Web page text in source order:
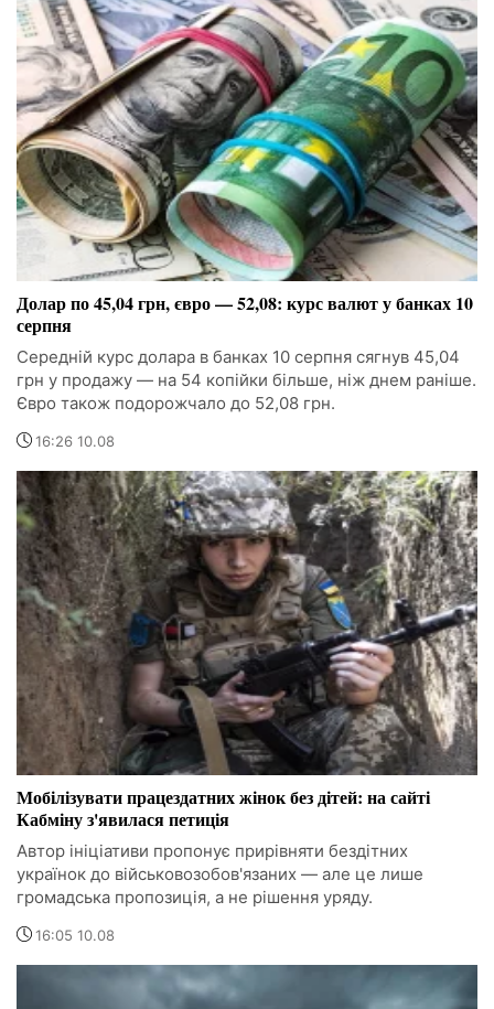
Долар по 45,04 грн, євро — 52,08: курс валют у банках 10
серпня
Середній курс долара в банках 10 серпня сягнув 45,04
грн у продажу — на 54 копійки більше, ніж днем раніше.
Євро також подорожчало до 52,08 грн.
16:26 10.08
Мобілізувати працездатних жінок без дітей: на сайті
Кабміну з'явилася петиція
Автор ініціативи пропонує прирівняти бездітних
українок до військовозобов'язаних — але це лише
громадська пропозиція, а не рішення уряду.
16:05 10.08